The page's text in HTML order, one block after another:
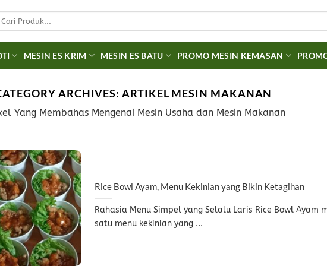
MESIN ES KRIM MESIN ES BATU PROMO MESIN KEMASAN
ARCHIVES:ARTIKEL MESIN MAKANAN
Yang Membahas Mengenai Mesin Usaha dan Mesin Makanan
Rice Bowl Ayam, Menu Kekinian yang Bikin Ketagihan
Rahasia Menu Simpel yang Selalu Laris Rice Bowl Ayam
satu menu kekinian yang ...